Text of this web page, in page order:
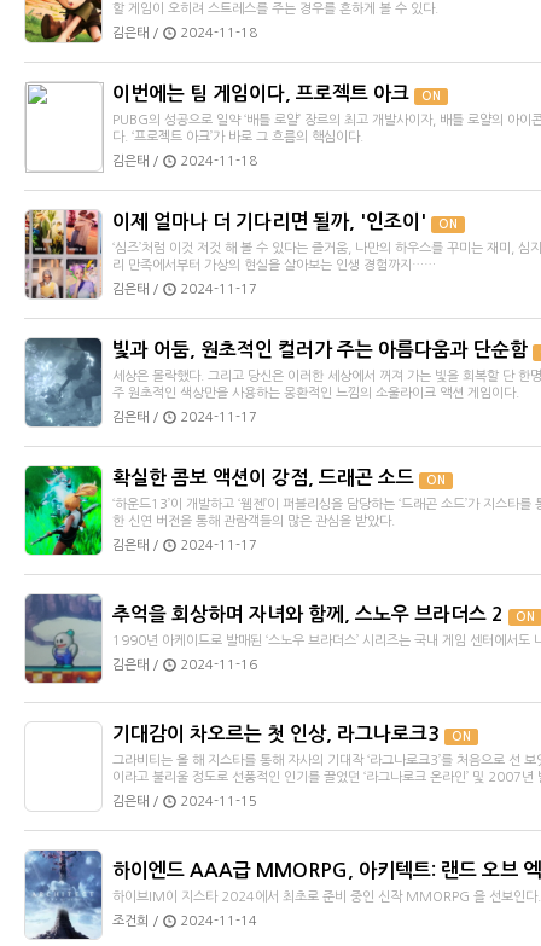
할 게임이 오히려 스트레스를 주는 경우를 흔하게 볼 수 있다.
김은태 /
2024-11-18
이번에는 팀 게임이다, 프로젝트 아크 ON
PUBG의 성공으로 일약 ‘배틀 로얄’ 장르의 최고 개발사이자, 배틀 로얄의 아이
다. ‘프로젝트 아크’가 바로 그 흐름의 핵심이다.
김은태 /
2024-11-18
이제 얼마나 더 기다리면 될까, '인조이' ON
‘심즈’처럼 이것 저것 해 볼 수 있다는 즐거움, 나만의 하우스를 꾸미는 재미,
리 만족에서부터 가상의 현실을 살아보는 인생 경험까지……
김은태 /
2024-11-17
빛과 어둠, 원초적인 컬러가 주는 아름다움과 단순함
세상은 몰락했다. 그리고 당신은 이러한 세상에서 꺼져 가는 빛을 회복할 단 한
주 원초적인 색상만을 사용하는 몽환적인 느낌의 소울라이크 액션 게임이다.
김은태 /
2024-11-17
확실한 콤보 액션이 강점, 드래곤 소드 ON
‘하운드13’이 개발하고 ‘웹젠’이 퍼블리싱을 담당하는 ‘드래곤 소드’가 지스타
한 신연 버전을 통해 관람객들의 많은 관심을 받았다.
김은태 /
2024-11-17
추억을 회상하며 자녀와 함께, 스노우 브라더스 2 ON
1990년 아케이드로 발매된 ‘스노우 브라더스’ 시리즈는 국내 게임 센터에서도
김은태 /
2024-11-16
기대감이 차오르는 첫 인상, 라그나로크3 ON
그라비티는 올 해 지스타를 통해 자사의 기대작 ‘라그나로크3’를 처음으로 선
이라고 불리울 정도로 선풍적인 인기를 끌었던 ‘라그나로크 온라인’ 및 2007년
김은태 /
2024-11-15
하이엔드 AAA급 MMORPG, 아키텍트: 랜드 오브
하이브IM이 지스타 2024에서 최초로 준비 중인 신작 MMORPG 을 선보인다.
조건희 /
2024-11-14